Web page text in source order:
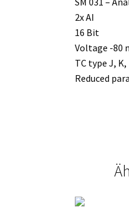
2x AI
16 Bit
Voltage -80
TC type J, K,
Reduced